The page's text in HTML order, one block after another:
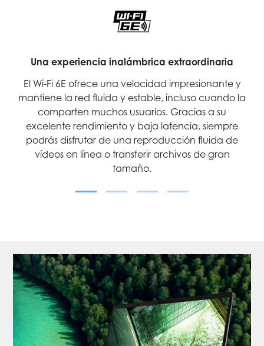
Una experiencia inalámbrica extraordinaria
El Wi-Fi 6E ofrece una velocidad impresionante y
mantiene la red fluida y estable, incluso cuando la
comparten muchos usuarios. Gracias a su
excelente rendimiento y baja latencia, siempre
podrás disfrutar de una reproducción fluida de
vídeos en línea o transferir archivos de gran
tamaño.